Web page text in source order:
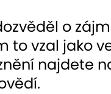
o
to vzal jako
najdete